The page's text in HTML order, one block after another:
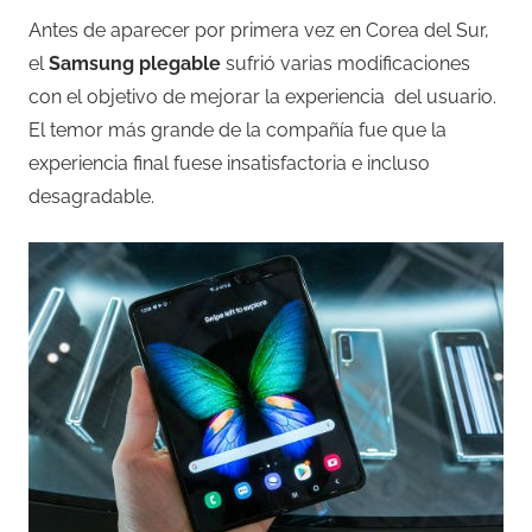
Antes de aparecer por primera vez en Corea del Sur,
el Samsung plegable sufrió varias modificaciones
con el objetivo de mejorar la experiencia del usuario.
El temor más grande de la compañía fue que la
experiencia final fuese insatisfactoria e incluso
desagradable.